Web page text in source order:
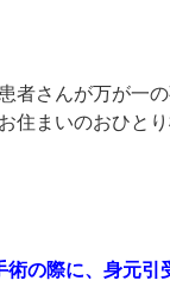
者さんが万が一
住まいのおひと
術の際に、身元引